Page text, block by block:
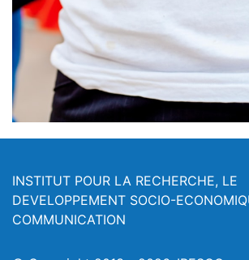
INSTITUT POUR LA RECHERCHE, LE
DEVELOPPEMENT SOCIO-
COMMUNICATION